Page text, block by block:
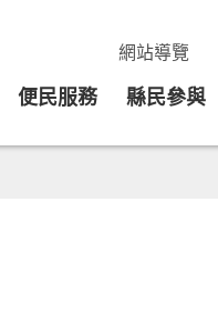
網站導覽
便民服務 縣民參與